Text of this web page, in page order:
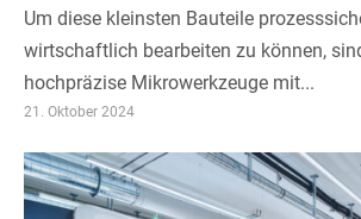
Um diese kleinsten Bauteile
wirtschaftlich bearbeiten zu können,
hochpräzise Mikrowerkzeuge mit...
21. Oktober 2024